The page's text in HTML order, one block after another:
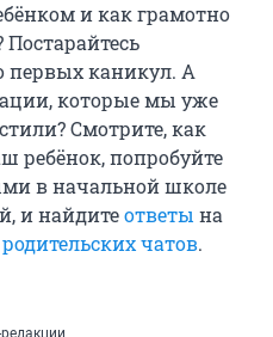
и как грамотно
первых каникул. А
которые мы уже
Смотрите, как
ребёнок, попробуйте
в начальной школе
и найдитеответы на
родительских чатов.